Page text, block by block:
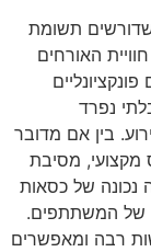
תשומת
האורחים
נפרד
בין אם מדובר
מקצועי, מסיבת
נכונה של כסאות
של המשתתפים.
רבה ומאפשרים